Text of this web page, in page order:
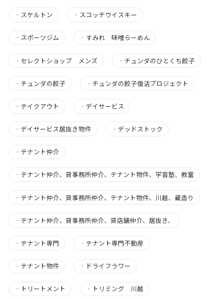
・ スケルトン ・ スコッチウイスキー
・ スポーツジム ・ すみれ 味噌らーめん
・ セレクトショップ メンズ ・ チュンダのひとくち餃子
・ チュンダの餃子 ・ チュンダの餃子復活プロジェクト
・ テイクアウト ・ デイサービス
・ デイサービス居抜き物件 ・ デッドストック
・ テナント仲介
・ テナント仲介、貸事務所仲介、テナント物件、学習塾、教室
・ テナント仲介、貸事務所仲介、テナント物件、川越、蔵造り
・ テナント仲介、貸事務所仲介、貸店舗仲介、居抜き、
・ テナント専門 ・ テナント専門不動産
・ テナント物件 ・ ドライフラワー
・ トリートメント ・ トリミング 川越